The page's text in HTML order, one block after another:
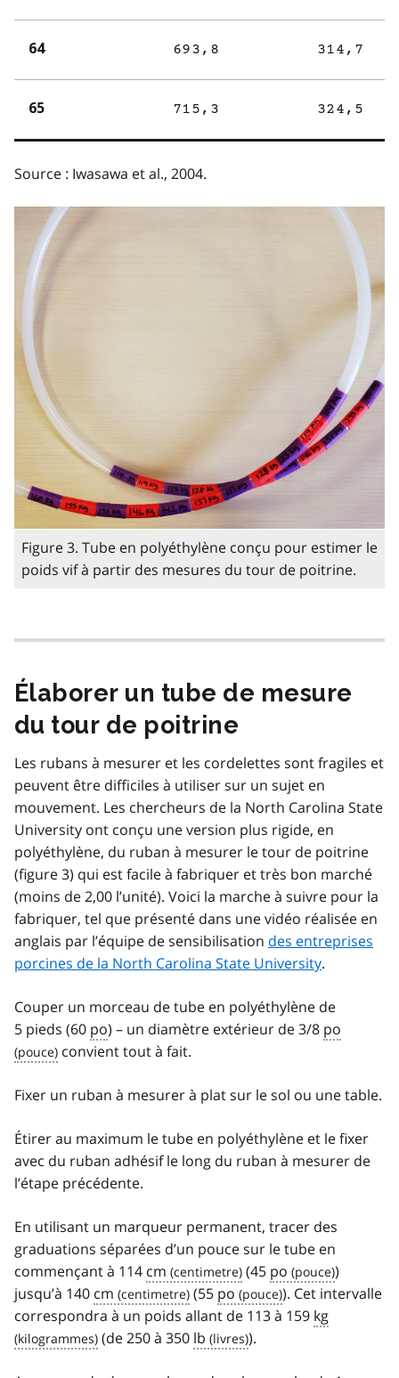
64 693,8 314,7
65 715,3 324,5
Source : Iwasawa et al., 2004.
Figure 3. Tube en polyéthylène conçu pour estimer le
poids vif à partir des mesures du tour de poitrine.
Élaborer un tube de mesure
du tour de poitrine
Les rubans à mesurer et les cordelettes sont fragiles et
peuvent être difficiles à utiliser sur un sujet en
mouvement. Les chercheurs de la North Carolina State
University ont conçu une version plus rigide, en
polyéthylène, du ruban à mesurer le tour de poitrine
(figure 3) qui est facile à fabriquer et très bon marché
(moins de 2,00 l’unité). Voici la marche à suivre pour la
fabriquer, tel que présenté dans une vidéo réalisée en
anglais par l’équipe de sensibilisation des entreprises
porcines de la North Carolina State University.
Couper un morceau de tube en polyéthylène de
5 pieds (60 po) – un diamètre extérieur de 3/8 po
convient tout à fait.
Fixer un ruban à mesurer à plat sur le sol ou une table.
Étirer au maximum le tube en polyéthylène et le fixer
avec du ruban adhésif le long du ruban à mesurer de
l’étape précédente.
En utilisant un marqueur permanent, tracer des
graduations séparées d’un pouce sur le tube en
commençant à 114 cm (45 po
)
jusqu’à 140 cm (55 po
). Cet intervalle
correspondra à un poids allant de 113 à 159 kg
(de 250 à 350 lb ).